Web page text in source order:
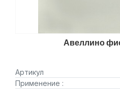
Авеллино
Артикул
Применение :